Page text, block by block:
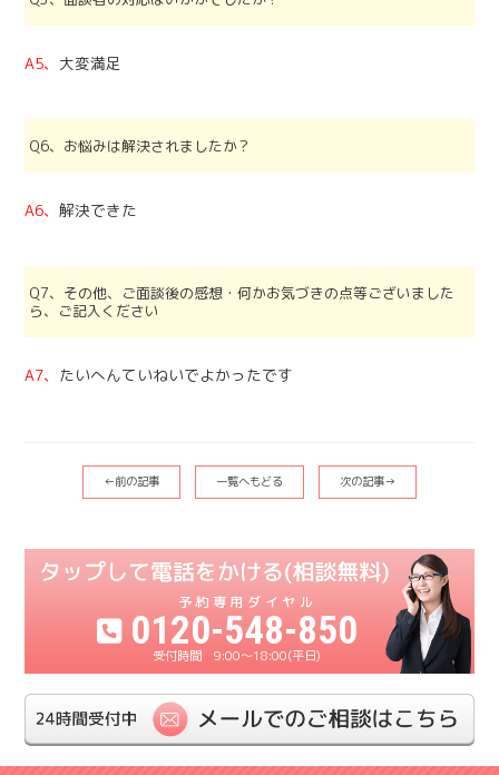
A5、 大変満足
Q6、お悩みは解決されましたか？
A6、解決できた
Q7、その他、ご面談後の感想・何かお気づきの点等ございました
ら、ご記入ください
A7、 たいへんていねいでよかったです
←前の記事 一覧へもどる 次の記事→
0120-548-850
9:00〜18:00(平日)